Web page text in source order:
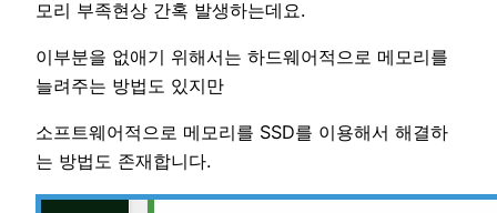
모리 부족현상 간혹 발생하는데요.
이부분을 없애기 위해서는 하드웨어적으로 메모리를
늘려주는 방법도 있지만
소프트웨어적으로 메모리를 SSD를 이용해서 해결하
는 방법도 존재합니다.